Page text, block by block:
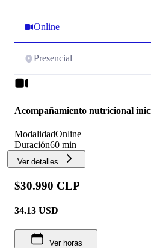
Online
Presencial
Acompañamiento nutricional
ModalidadOnline
Duración60 min
Ver detalles
$30.990 CLP
34.13 USD
Ver horas